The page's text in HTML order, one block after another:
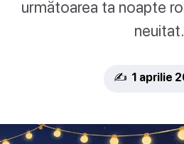
următoarea ta noapte
neuitat.
✍️ 1 aprilie